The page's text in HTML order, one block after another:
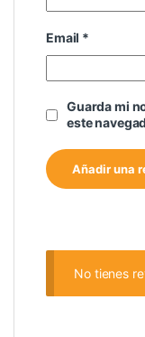
Email *
Guarda mi
este
No tienes